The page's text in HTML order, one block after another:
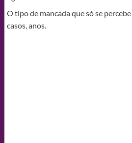
O tipo de mancada que só se
casos, anos.